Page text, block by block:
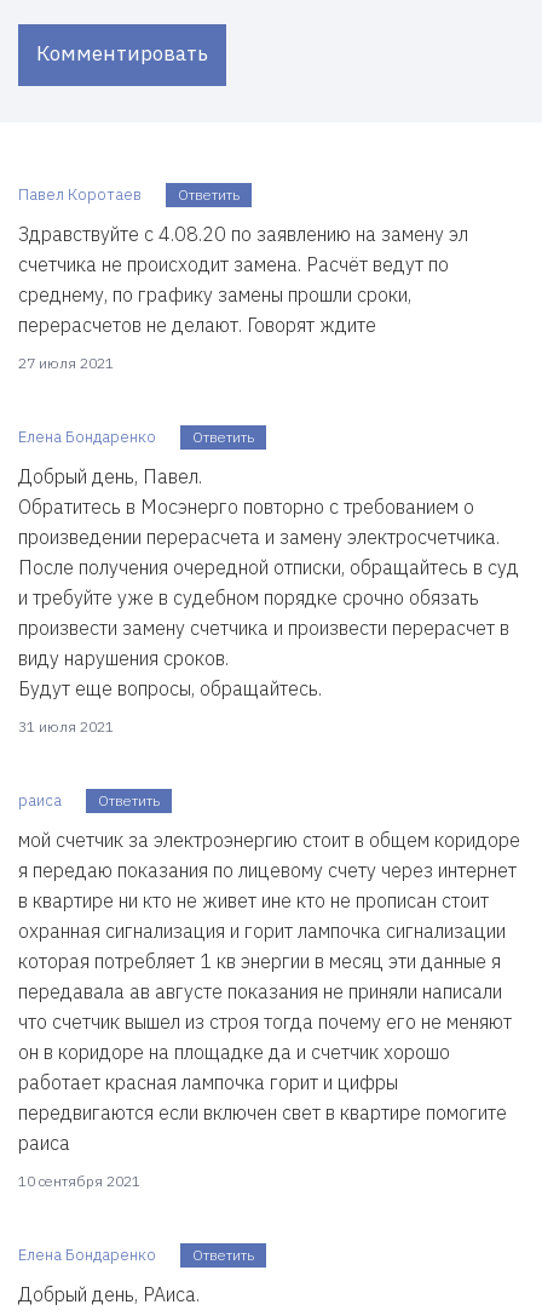
Комментировать
Павел Коротаев Ответить
Здравствуйте с 4.08.20 по заявлению на замену эл
счетчика не происходит замена. Расчёт ведут по
среднему, по графику замены прошли сроки,
перерасчетов не делают. Говорят ждите
27 июля 2021
Елена Бондаренко Ответить
Добрый день, Павел.
Обратитесь в Мосэнерго повторно с требованием о
произведении перерасчета и замену электросчетчика.
После получения очередной отписки, обращайтесь в суд
и требуйте уже в судебном порядке срочно обязать
произвести замену счетчика и произвести перерасчет в
виду нарушения сроков.
Будут еще вопросы, обращайтесь.
31 июля 2021
раиса Ответить
мой счетчик за электроэнергию стоит в общем коридоре
я передаю показания по лицевому счету через интернет
в квартире ни кто не живет ине кто не прописан стоит
охранная сигнализация и горит лампочка сигнализации
которая потребляет 1 кв энергии в месяц эти данные я
передавала ав августе показания не приняли написали
что счетчик вышел из строя тогда почему его не меняют
он в коридоре на площадке да и счетчик хорошо
работает красная лампочка горит и цифры
передвигаются если включен свет в квартире помогите
раиса
10 сентября 2021
Елена Бондаренко Ответить
Добрый день, РАиса.